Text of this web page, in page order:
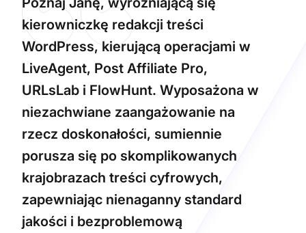
kierowniczkę redakcji treści
WordPress, kierującą operacjami w
LiveAgent, Post Affiliate Pro,
URLsLab i FlowHunt. Wyposażona w
niezachwiane zaangażowanie na
rzecz doskonałości, sumiennie
porusza się po skomplikowanych
krajobrazach treści cyfrowych,
zapewniając nienaganny standard
jakości i bezproblemową